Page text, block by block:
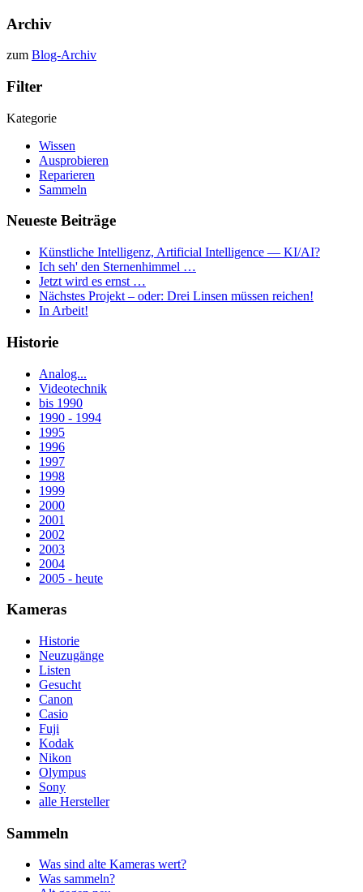
Archiv
zum Blog-Archiv
Filter
Kategorie
Wissen
Ausprobieren
Reparieren
Sammeln
Neueste Beiträge
Künstliche Intelligenz, Artificial Intelligence — KI/AI?
Ich seh' den Sternenhimmel …
Jetzt wird es ernst …
Nächstes Projekt – oder: Drei Linsen müssen reichen!
In Arbeit!
Historie
Analog...
Videotechnik
bis 1990
1990 - 1994
1995
1996
1997
1998
1999
2000
2001
2002
2003
2004
2005 - heute
Kameras
Historie
Neuzugänge
Listen
Gesucht
Canon
Casio
Fuji
Kodak
Nikon
Olympus
Sony
alle Hersteller
Sammeln
Was sind alte Kameras wert?
Was sammeln?